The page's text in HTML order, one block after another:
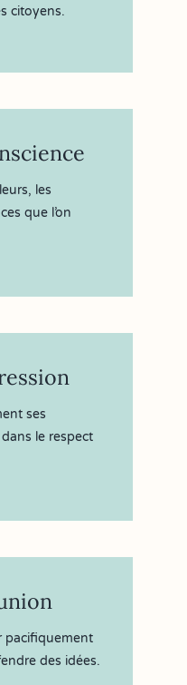
citoyens.
les
que l’on
ses
le respect
pacifiquement
des idées.